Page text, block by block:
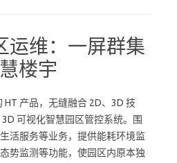
运维：一屏群集
楼宇
产品，无缝融合 2D、3D 技
可视化智慧园区管控系统。围
活服务等业务，提供能耗环境监
势监测等功能，使园区内原本独